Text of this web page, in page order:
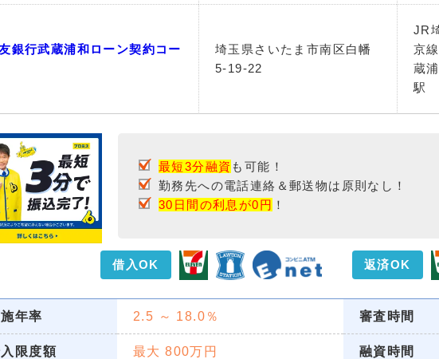
銀行武蔵浦和ローン契約コー
埼玉県さいたま市南区白幡
5-19-22
JR
京
蔵
駅
最短3分融資 も可能！
勤務先への電話連絡＆郵送物は原則なし！
30日間の利息が0円 ！
借入OK 返済OK
年率 2.5 ～ 18.0％ 審査時間
限度額 最大 800万円 融資時間